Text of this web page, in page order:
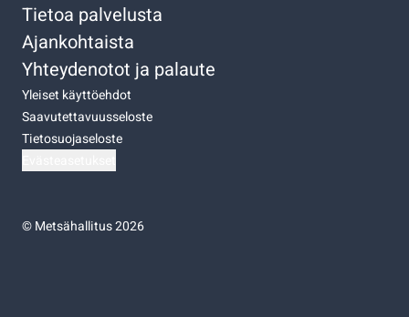
Tietoa palvelusta
Ajankohtaista
Yhteydenotot ja palaute
Yleiset käyttöehdot
Saavutettavuusseloste
Tietosuojaseloste
©Metsähallitus 2026